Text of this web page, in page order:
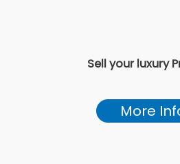
Sell your luxury
More